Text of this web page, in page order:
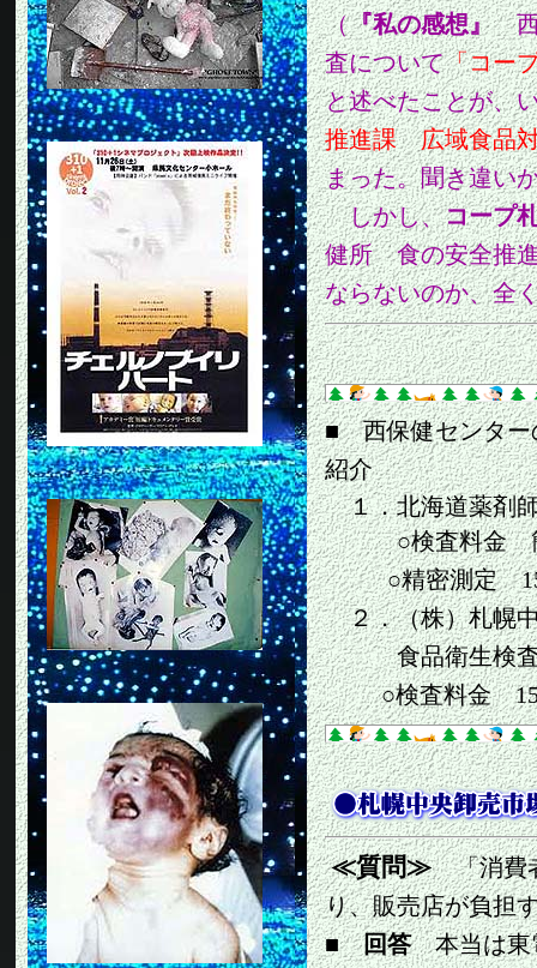
（『私の感想』西
査について「コー
と述べたことが、
推進課 広域食品
まった。聞き違い
しかし、コープ
健所 食の安全推
ならないのか、全
■ 西保健センター
紹介
１．北海道薬剤師
○検査料金 簡
○精密測定
２．（株）札幌
食品衛生検査セ
○検査料金
≪質問≫「消費
り、販売店が負担
■回答本当は東